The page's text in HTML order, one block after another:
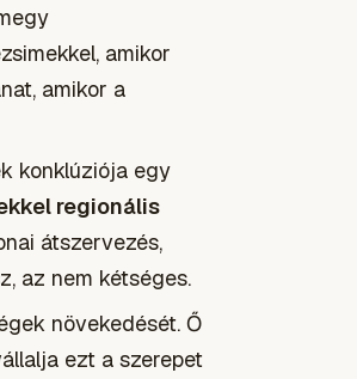
amikor
amikor a
konklúziója egy
regionális
átszervezés,
az nem kétséges.
növekedését. Ő
ezt a szerepet